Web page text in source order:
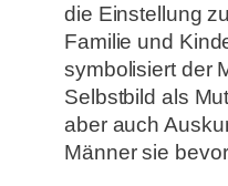
die Einstellung
Familie und
symbolisiert der
Selbstbild als
aber auch
Männer sie